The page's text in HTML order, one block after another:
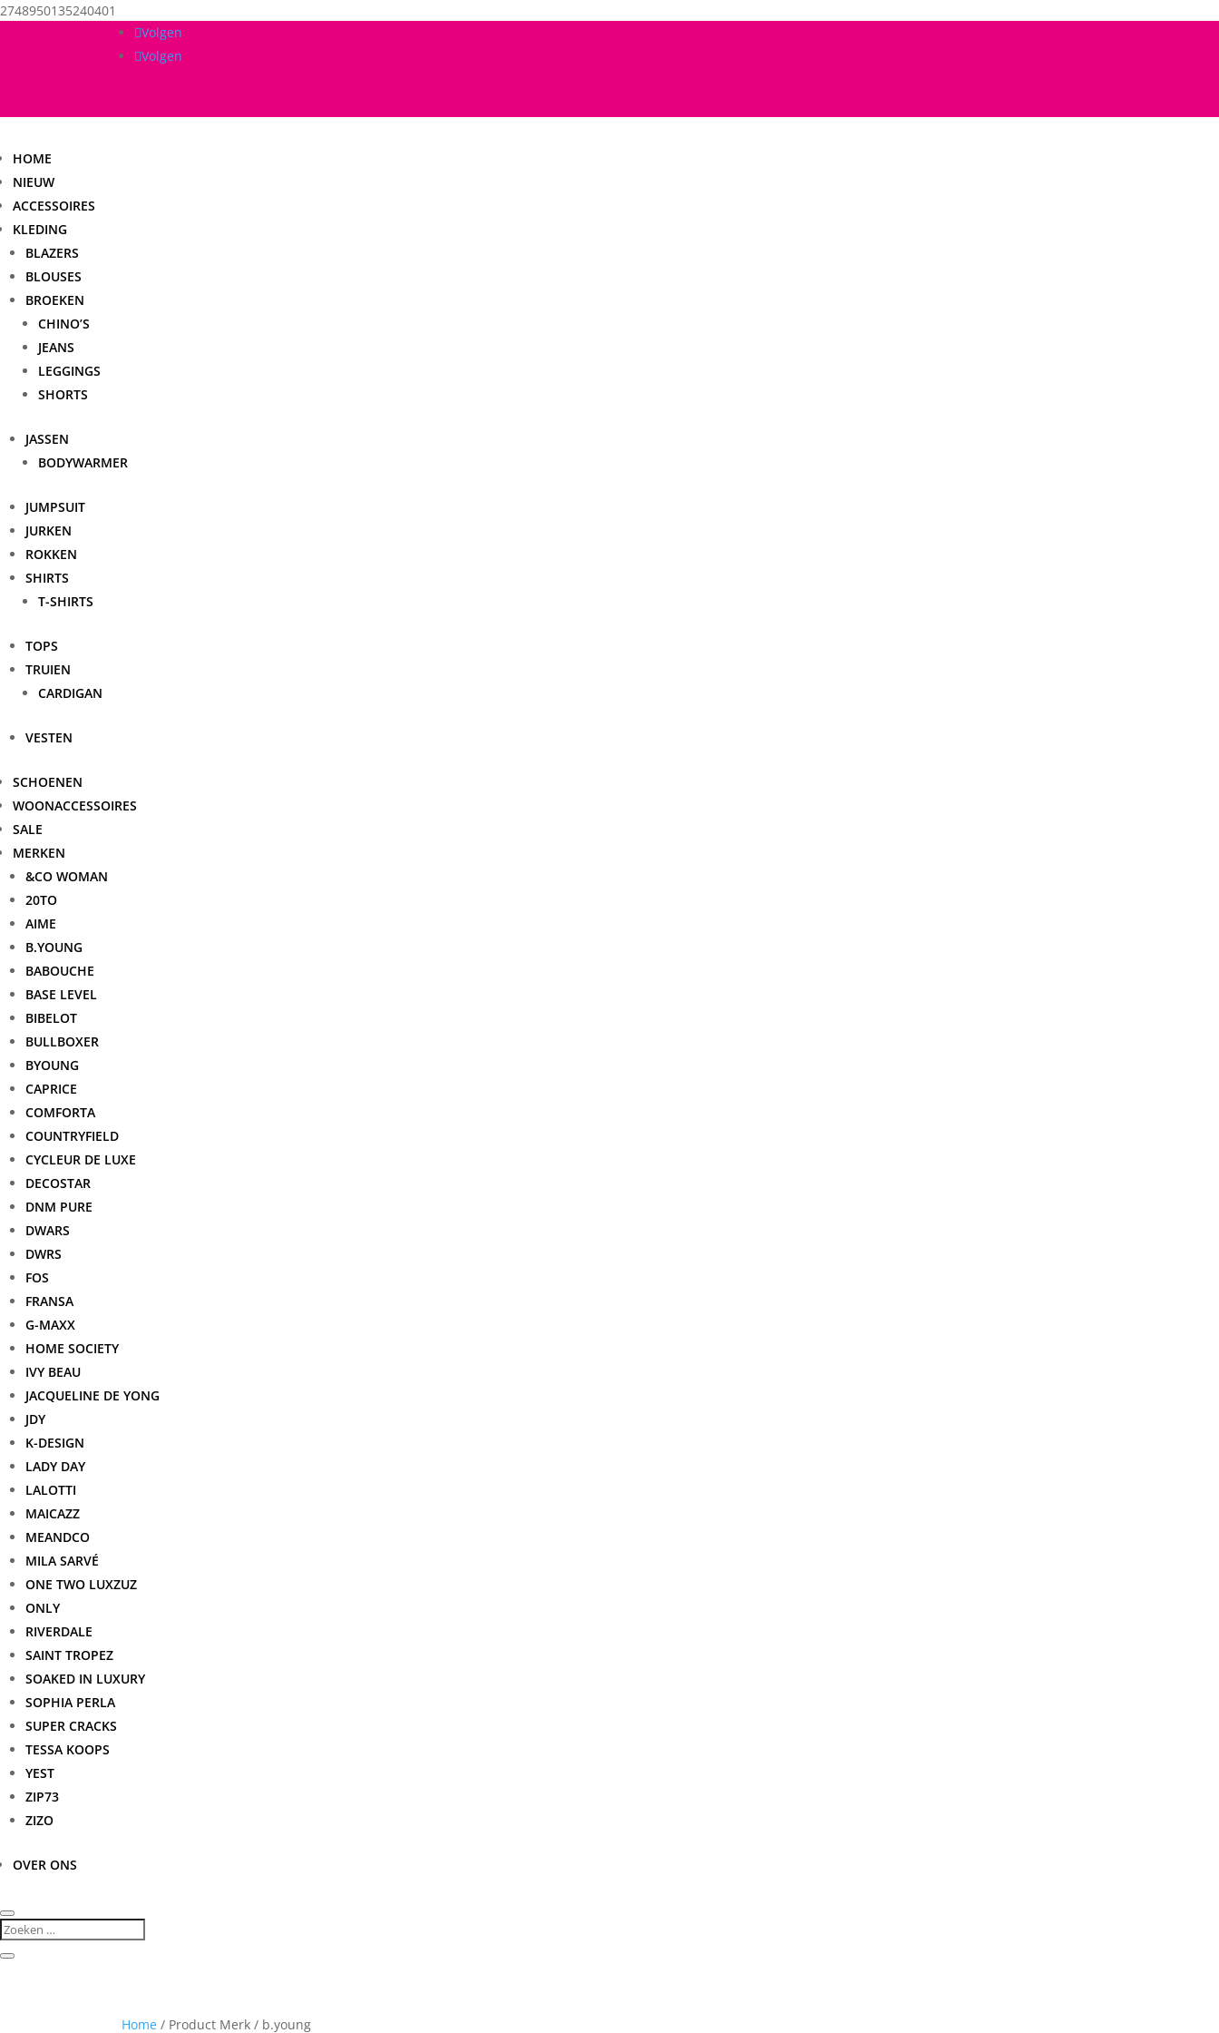
2748950135240401
Volgen
Volgen
HOME
NIEUW
ACCESSOIRES
KLEDING
BLAZERS
BLOUSES
BROEKEN
CHINO’S
JEANS
LEGGINGS
SHORTS
JASSEN
BODYWARMER
JUMPSUIT
JURKEN
ROKKEN
SHIRTS
T-SHIRTS
TOPS
TRUIEN
CARDIGAN
VESTEN
SCHOENEN
WOONACCESSOIRES
SALE
MERKEN
&CO WOMAN
20TO
AIME
B.YOUNG
BABOUCHE
BASE LEVEL
BIBELOT
BULLBOXER
BYOUNG
CAPRICE
COMFORTA
COUNTRYFIELD
CYCLEUR DE LUXE
DECOSTAR
DNM PURE
DWARS
DWRS
FOS
FRANSA
G-MAXX
HOME SOCIETY
IVY BEAU
JACQUELINE DE YONG
JDY
K-DESIGN
LADY DAY
LALOTTI
MAICAZZ
MEANDCO
MILA SARVÉ
ONE TWO LUXZUZ
ONLY
RIVERDALE
SAINT TROPEZ
SOAKED IN LUXURY
SOPHIA PERLA
SUPER CRACKS
TESSA KOOPS
YEST
ZIP73
ZIZO
OVER ONS
Home / Product Merk / b.young